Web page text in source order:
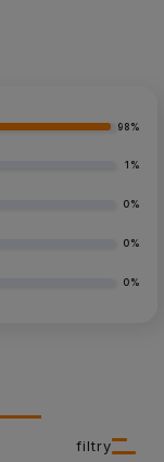
98%
1%
0%
0%
0%
filtry